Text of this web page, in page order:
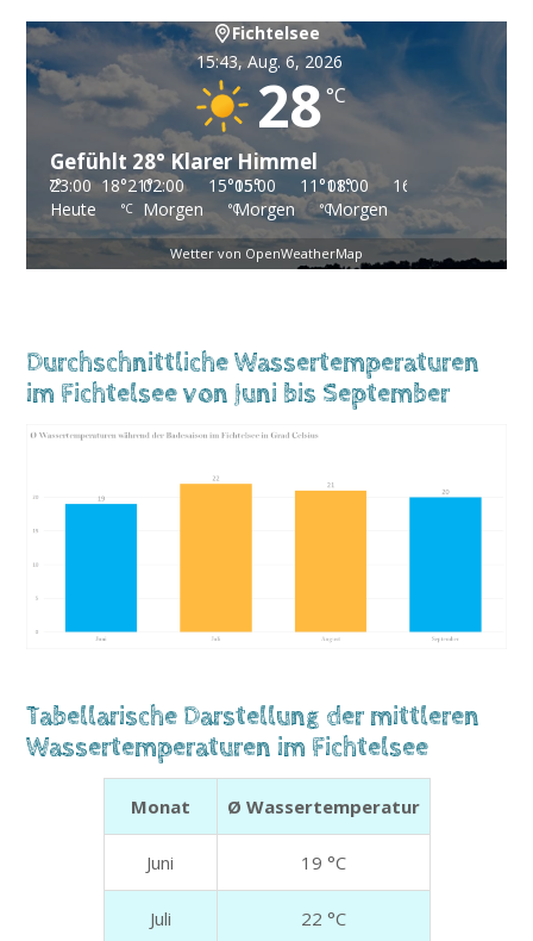
Fichtelsee
15:43,Aug. 6, 2026
28 °C
Gefühlt 28° Klarer Himmel
18°21°
°C Morgen
02:00 15°15
°CMorgen
05:00 11°11
°CMorgen
08:00 16°16°
°CMorgen
11:00 22°
Wetter von OpenWeatherMap
Durchschnittliche Wassertemperaturen
im Fichtelsee von Juni bis September
Tabellarische Darstellung der mittleren
Wassertemperaturen im Fichtelsee
Monat Ø Wassertemperatur
Juni 19 °C
Juli 22 °C